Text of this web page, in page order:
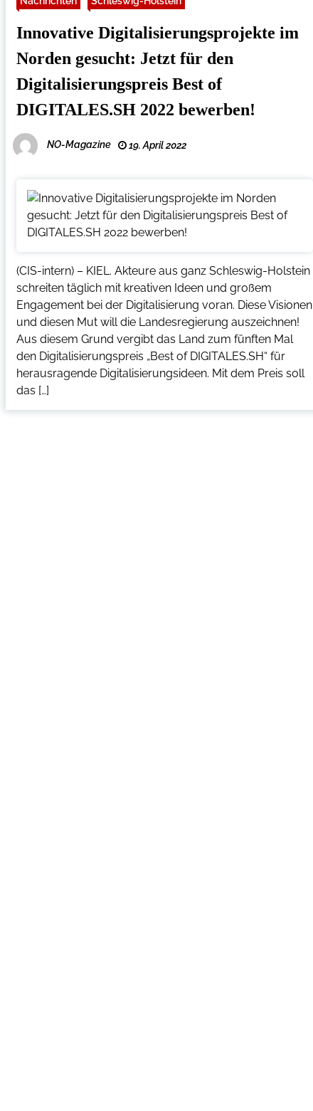
Innovative Digitalisierungsprojekte im
Norden gesucht: Jetzt für den
Digitalisierungspreis Best of
DIGITALES.SH 2022 bewerben!
NO-Magazine 19. April 2022
(CIS-intern) – KIEL. Akteure aus ganz Schleswig-Holstein
schreiten täglich mit kreativen Ideen und großem
Engagement bei der Digitalisierung voran. Diese Visionen
und diesen Mut will die Landesregierung auszeichnen!
Aus diesem Grund vergibt das Land zum fünften Mal
den Digitalisierungspreis „Best of DIGITALES.SH“ für
herausragende Digitalisierungsideen. Mit dem Preis soll
das […]